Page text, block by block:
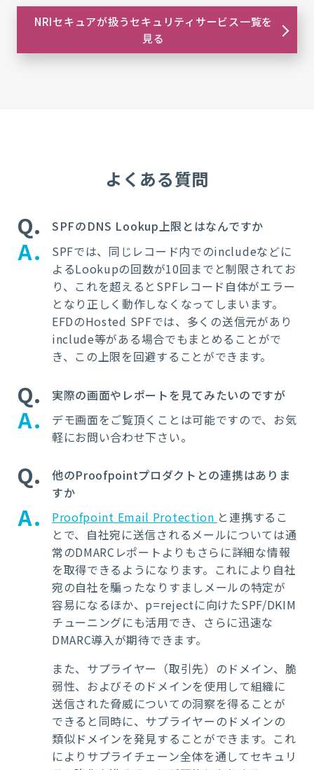
NRIセキュアが扱うセキュリティサービス一覧を
見る
よくある質問
Q SPFのDNS Lookup上限とはなんですか
A
SPFでは、同じレコード内でのincludeなどに
よるLookupの回数が10回までと制限されてお
り、これを超えるとSPFレコード自体がエラー
となり正しく動作しなくなってしまいます。
EFDのHosted SPFでは、多くの送信元があり
include等がある場合でもまとめることがで
き、この上限を回避することができます。
Q 実際の画面やレポートを見てみたいのですが
A
デモ画面をご覧頂くことは可能ですので、お気
軽にお問い合わせ下さい。
Q
他のProofpointプロダクトとの連携はありま
すか
A Proofpoint Email Protection と連携するこ
とで、自社宛に送信されるメールについては通
常のDMARCレポートよりもさらに詳細な情報
を取得できるようになります。これにより自社
宛の自社を騙ったなりすましメールの特定が
容易になるほか、p=rejectに向けたSPF/DKIM
チューニングにも活用でき、さらに迅速な
DMARC導入が期待できます。
また、サプライヤー（取引先）のドメイン、脆
弱性、およびそのドメインを使用して組織に
送信された脅威についての洞察を得ることが
できると同時に、サプライヤーのドメインの
類似ドメインを発見することができます。 これ
によりサプライチェーン全体を通してセキュリ